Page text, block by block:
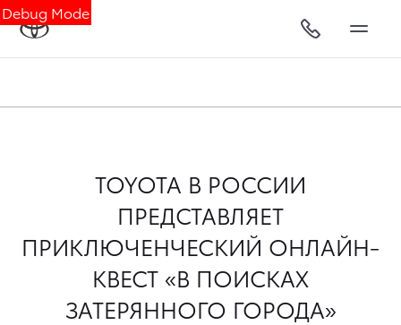
Debug Mode
TOYOTA В РОССИИ
ПРЕДСТАВЛЯЕТ
ПРИКЛЮЧЕНЧЕСКИЙ ОНЛАЙН-
КВЕСТ «В ПОИСКАХ
ЗАТЕРЯННОГО ГОРОДА»